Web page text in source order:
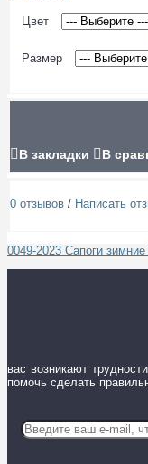
Цвет
Размер
В закладки В
0 отзывов / Написать
0049-2023 Сапоги
вас возникают
помочь сделать